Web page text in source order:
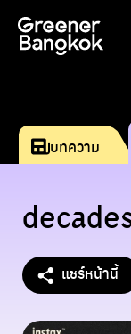
บทความ
แชร์หน้านี้